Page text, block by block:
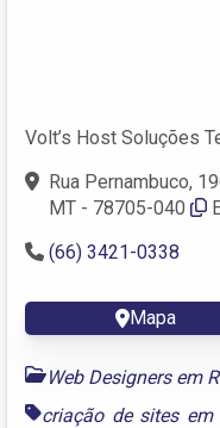
Volt’s Host Soluções
Rua Pernambuco,
MT - 78705-040
(66) 3421-0338
Mapa
Web Designers em
criação de sites em